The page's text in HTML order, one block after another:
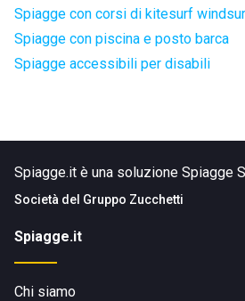
Spiagge con corsi di kitesurf
Spiagge con piscina e posto barca
Spiagge accessibili per disabili
Spiagge.it è una soluzione Spiagge
Società del Gruppo Zucchetti
Spiagge.it
Chi siamo